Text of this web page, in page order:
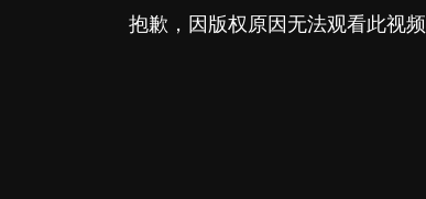
抱歉，因版权原因无法观看此视频